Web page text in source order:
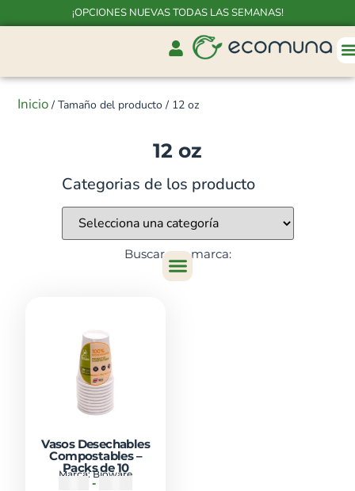
¡OPCIONES NUEVAS TODAS LAS SEMANAS!
Inicio / Tamaño del producto / 12 oz
12 oz
Categorias de los producto
Buscar por marca:
Vasos Desechables
Compostables –
Packs de 10
Marca:Bioware
-